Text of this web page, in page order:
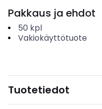
Pakkaus ja ehdot
50 kpl
Vakiokäyttötuote
Tuotetiedot